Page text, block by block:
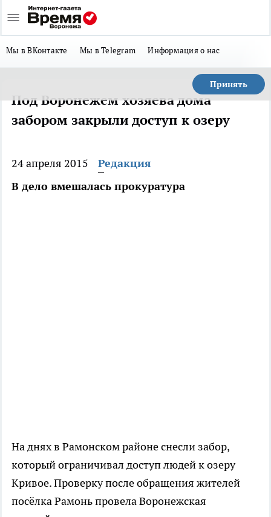
Мы в ВКонтакте Мы в Telegram Информация о нас
Принять
Под Воронежем хозяева дома
забором закрыли доступ к озеру
24 апреля 2015
Редакция
В дело вмешалась прокуратура
На днях в Рамонском районе снесли забор,
который ограничивал доступ людей к озеру
Кривое. Проверку после обращения жителей
посёлка Рамонь провела Воронежская